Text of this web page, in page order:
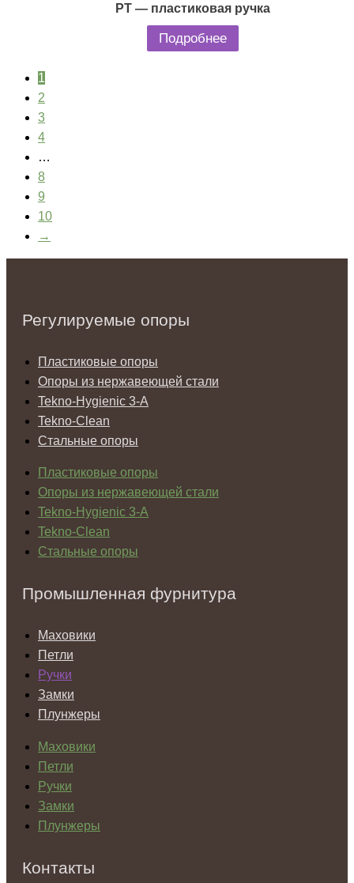
PT — пластиковая ручка
Подробнее
1
2
3
4
…
8
9
10
→
Регулируемые опоры
Пластиковые опоры
Опоры из нержавеющей стали
Tekno-Hygienic 3-А
Tekno-Clean
Стальные опоры
Пластиковые опоры
Опоры из нержавеющей стали
Tekno-Hygienic 3-А
Tekno-Clean
Стальные опоры
Промышленная фурнитура
Маховики
Петли
Ручки
Замки
Плунжеры
Маховики
Петли
Ручки
Замки
Плунжеры
Контакты